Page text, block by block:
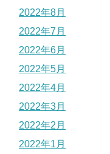
2022年8月
2022年7月
2022年6月
2022年5月
2022年4月
2022年3月
2022年2月
2022年1月